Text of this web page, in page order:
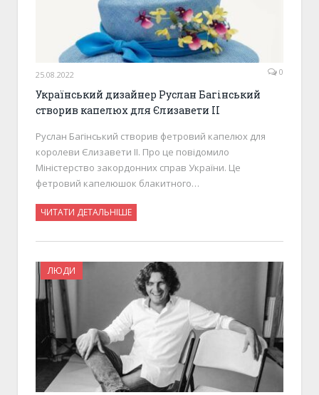
25.08.2022 0
Український дизайнер Руслан Багінський
створив капелюх для Єлизавети ІІ
Руслан Багінський створив фетровий капелюх для
королеви Єлизавети ІІ. Про це повідомило
Міністерство закордонних справ України. Це
фетровий капелюшок блакитного…
ЧИТАТИ ДЕТАЛЬНІШЕ
ЛЮДИ